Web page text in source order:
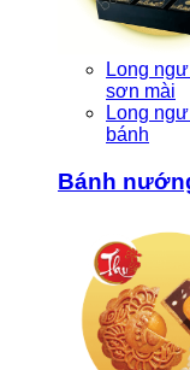
Long
sơn mài
Long
bánh
Bánh